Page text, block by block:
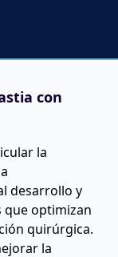
con
la
desarrollo y
que optimizan
quirúrgica.
la